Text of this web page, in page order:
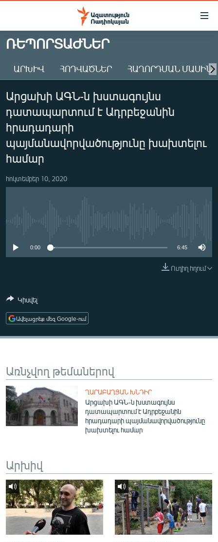
Մատչելիության
Անցնել
հիմնական
Անցնել
հիմնական
մենյուին
ԱԶԱՏՈՒԹՅՈՒՆ TV
ՀԱՅԱՍՏԱՆ
ԸՆՏՐՈՒԹՅՈՒՆՆԵՐ 2026
ԻՐԱՎՈՒՆՔ
ՀԱՍԱՐԱԿՈՒԹՅՈՒՆ
ՏՆՏԵՍՈՒԹՅՈՒՆ
ՄՇԱԿՈՒՅԹ
ՏՏ ԵՒ ԻՆՏԵՐՆԵՏ
ԿՈՐՈՆԱՎԻՐՈՒՍ
ԲԱՆԱՎԵՃ
ՁԳՏԵԼՈՎ ԼԱՎԱԳՈՒՅՆԻՆ
ՓՈԴՔԱՍԹ
Հայերեն
Русский
ՀԵՏԵՎԵՔ ՄԵԶ
ՌԵՊՈՐՏԱԺՆԵՐ
ԱՐԽԻՎ ՀՈԴՎԱԾՆԵՐ ՀԱՂՈՐԴՄԱՆ ՄԱՍԻՆ
Արցախի ԱԳՆ-ն խստագույնս
դատապարտում է Ադրբեջանին
հրադադարի
պայմանավորվածությունը խախտելու
համար
հոկտեմբեր 10, 2020
0:00 6:45
Ուղիղ հղում
Կիսվել
Ավելացրեք մեզ Google-ում
Առնչվող թեմաներով
ՂԱՐԱԲԱՂՅԱՆ ԽՆԴԻՐ
Արցախի ԱԳՆ-ն խստագույնս
դատապարտում է Ադրբեջանին
հրադադարի պայմանավորվածությունը
խախտելու համար
Արխիվ